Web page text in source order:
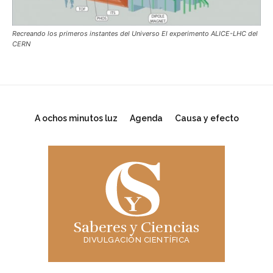
Recreando los primeros instantes del Universo El experimento ALICE-LHC del
CERN
A ochos minutos luz Agenda Causa y efecto
Saberes y Ciencias
DIVULGACIÓN CIENTÍFICA